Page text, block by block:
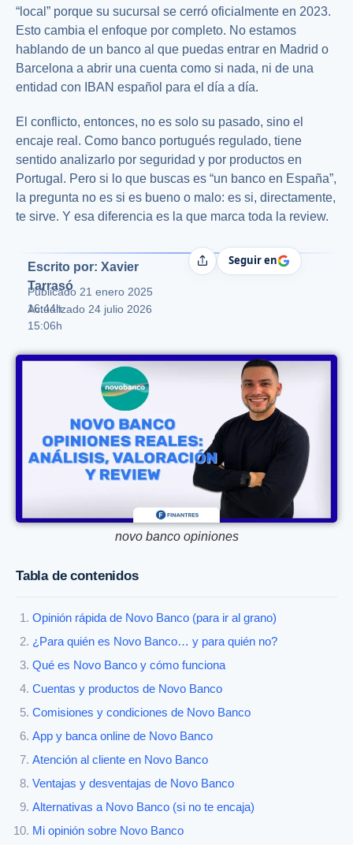
“local” porque su sucursal se cerró oficialmente en 2023.
Esto cambia el enfoque por completo. No estamos
hablando de un banco al que puedas entrar en Madrid o
Barcelona a abrir una cuenta como si nada, ni de una
entidad con IBAN español para el día a día.
El conflicto, entonces, no es solo su pasado, sino el
encaje real. Como banco portugués regulado, tiene
sentido analizarlo por seguridad y por productos en
Portugal. Pero si lo que buscas es “un banco en España”,
la pregunta no es si es bueno o malo: es si, directamente,
te sirve. Y esa diferencia es la que marca toda la review.
Escrito por: Xavier
Tarrasó
Publicado 21 enero 2025
16:44h
Actualizado 24 julio 2026
15:06h
CompartirSeguir en
novo banco opiniones
Tabla de contenidos
Opinión rápida de Novo Banco (para ir al grano)
¿Para quién es Novo Banco… y para quién no?
Qué es Novo Banco y cómo funciona
Cuentas y productos de Novo Banco
Comisiones y condiciones de Novo Banco
App y banca online de Novo Banco
Atención al cliente en Novo Banco
Ventajas y desventajas de Novo Banco
Alternativas a Novo Banco (si no te encaja)
Mi opinión sobre Novo Banco